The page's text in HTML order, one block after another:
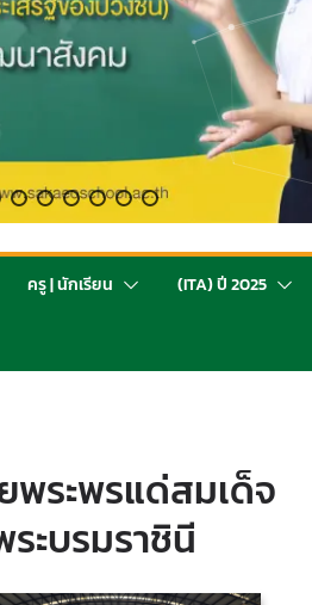
ครู | นักเรียน (ITA) ปี 2025
พระพรแด่สมเด็จ
ะบรมราชินี